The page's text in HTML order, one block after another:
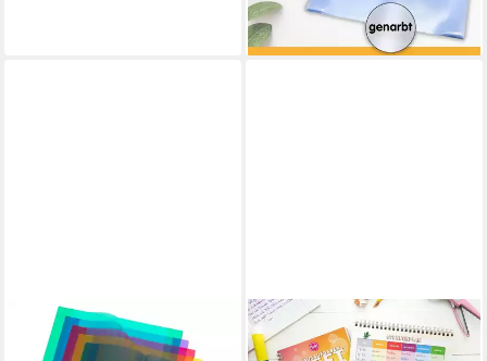
14,00 €
lieferbar - in 2-3 Werktagen bei dir
LOER & SCHÄFER
Schulheft Heftumschlag /